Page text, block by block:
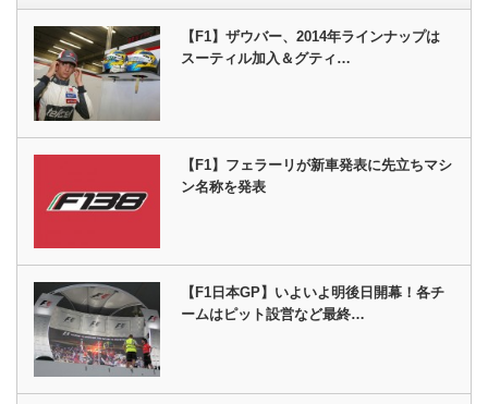
【F1】ザウバー、2014年ラインナップは
スーティル加入＆グティ…
【F1】フェラーリが新車発表に先立ちマシ
ン名称を発表
【F1日本GP】いよいよ明後日開幕！各チ
ームはピット設営など最終…